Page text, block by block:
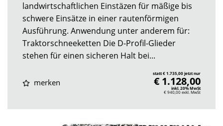
landwirtschaftlichen Einstäzen für mäßige bis
schwere Einsätze in einer rautenförmigen
Ausführung. Anwendung unter anderem für:
Traktorschneeketten Die D-Profil-Glieder
stehen für einen sicheren Halt bei...
merken
statt € 1.735,00 jetzt nur
€ 1.128,00
inkl. 20% MwSt
€ 940,00exkl. MwSt